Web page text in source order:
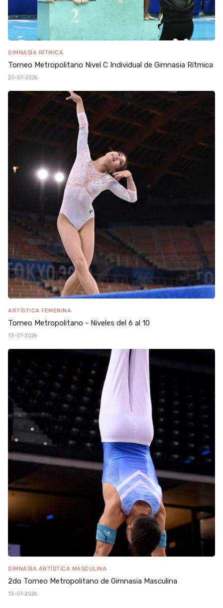
GIMNASIA RÍTMICA
Torneo Metropolitano Nivel C Individual de Gimnasia Rítmica
20-07-2026
ARTÍSTICA FEMENINA
Torneo Metropolitano - Niveles del 6 al 10
13-07-2026
GIMNASIA ARTÍSTICA MASCULINA
2do Torneo Metropolitano de Gimnasia Masculina
13-07-2026